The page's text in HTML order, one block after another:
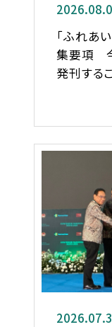
「ふれあ
集要項
発刊する